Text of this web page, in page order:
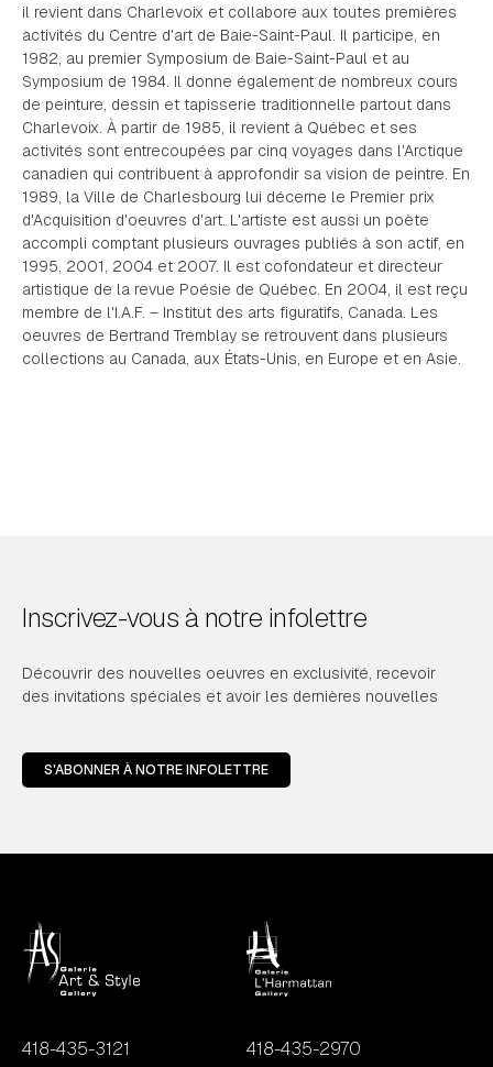
il revient dans Charlevoix et collabore aux toutes premières
activités du Centre d'art de Baie-Saint-Paul. Il participe, en
1982, au premier Symposium de Baie-Saint-Paul et au
Symposium de 1984. Il donne également de nombreux cours
de peinture, dessin et tapisserie traditionnelle partout dans
Charlevoix. À partir de 1985, il revient à Québec et ses
activités sont entrecoupées par cinq voyages dans l'Arctique
canadien qui contribuent à approfondir sa vision de peintre. En
1989, la Ville de Charlesbourg lui décerne le Premier prix
d'Acquisition d'oeuvres d'art. L'artiste est aussi un poète
accompli comptant plusieurs ouvrages publiés à son actif, en
1995, 2001, 2004 et 2007. Il est cofondateur et directeur
artistique de la revue Poésie de Québec. En 2004, il est reçu
membre de l'I.A.F. – Institut des arts figuratifs, Canada. Les
oeuvres de Bertrand Tremblay se retrouvent dans plusieurs
collections au Canada, aux États-Unis, en Europe et en Asie.
Inscrivez-vous à notre infolettre
Découvrir des nouvelles oeuvres en exclusivité, recevoir
des invitations spéciales et avoir les dernières nouvelles
S'ABONNER À NOTRE INFOLETTRE
418-435-3121 418-435-2970